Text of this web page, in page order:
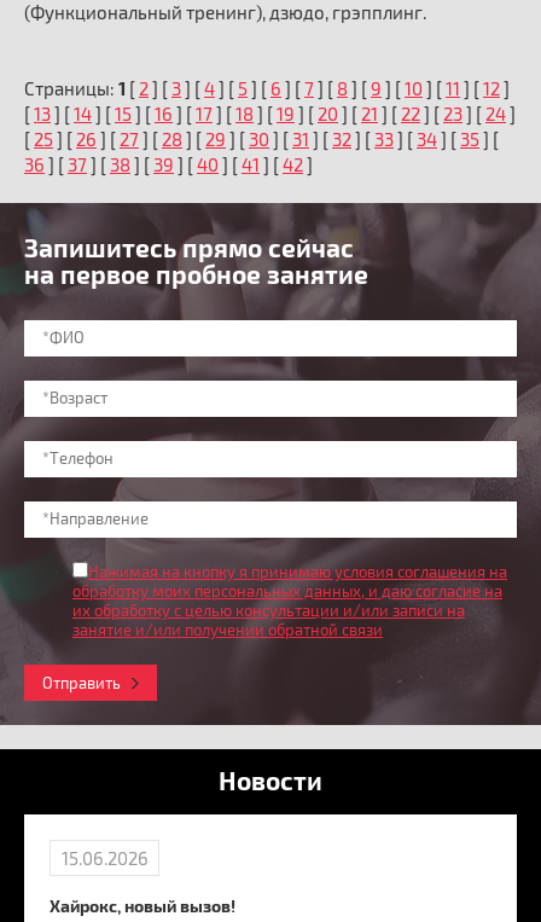
(Функциональный тренинг), дзюдо, грэпплинг.
Страницы: 1 [2] [3] [4] [ 5] [ 6 ] [7 ] [ 8 ] [9 ] [10 ] [11 ] [12]
[13] [14] [15] [16 ] [17 ] [18 ] [19 ] [20 ] [21 ] [22] [23] [24]
[25] [26 ] [27 ] [28 ] [29 ] [30 ] [31 ] [32] [33] [34] [35] [
36 ] [37 ] [38 ] [39 ] [40 ] [41 ] [42]
Запишитесь прямо сейчас
на первое пробное занятие
Нажимая на кнопку я принимаю условия соглашения на
обработку моих персональных данных, и даю согласие на
их обработку с целью консультации и/или записи на
занятие и/или получении обратной связи
Отправить
Новости
15.06.2026
Хайрокс, новый вызов!